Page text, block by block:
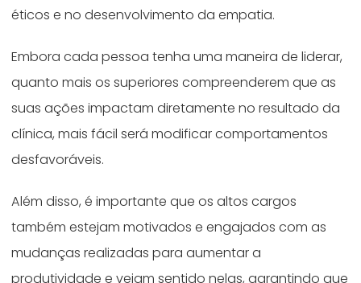
éticos e no desenvolvimento da empatia.
Embora cada pessoa tenha uma maneira de liderar,
quanto mais os superiores compreenderem que as
suas ações impactam diretamente no resultado da
clínica, mais fácil será modificar comportamentos
desfavoráveis.
Além disso, é importante que os altos cargos
também estejam motivados e engajados com as
mudanças realizadas para aumentar a
produtividade e vejam sentido nelas, garantindo que